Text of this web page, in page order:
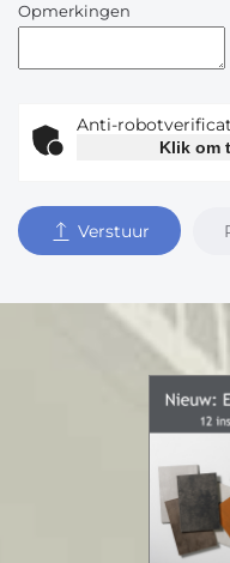
Opmerkingen
Anti-
Klik om
Verstuur